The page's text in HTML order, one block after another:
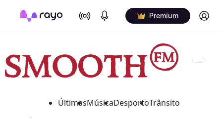
On Air Podcasts Premium Log in
ÚltimasMúsicaDesportoTrânsito